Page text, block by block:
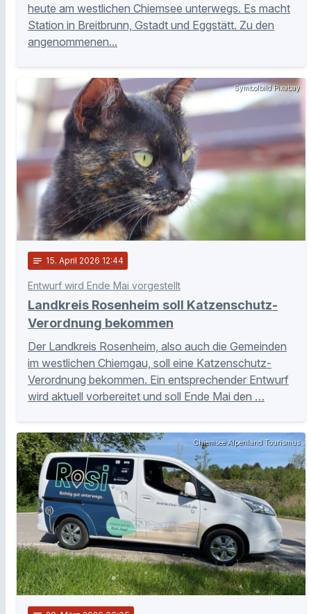
heute am westlichen Chiemsee unterwegs. Es macht
Station in Breitbrunn, Gstadt und Eggstätt. Zu den
angenommenen...
Symbolbild Pixabay
notes 15. April 2026 12:44
Entwurf wird Ende Mai vorgestellt
Landkreis Rosenheim soll Katzenschutz-
Verordnung bekommen
Der Landkreis Rosenheim, also auch die Gemeinden
im westlichen Chiemgau, soll eine Katzenschutz-
Verordnung bekommen. Ein entsprechender Entwurf
wird aktuell vorbereitet und soll Ende Mai den …
Chiemsee Alpenland Tourismus